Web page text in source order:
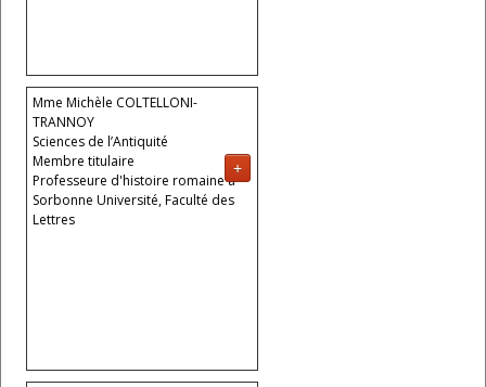
Mme Michèle COLTELLONI-
TRANNOY
+
Sciences de l’Antiquité
Membre titulaire
Professeure d'histoire romaine à
Sorbonne Université, Faculté des
Lettres